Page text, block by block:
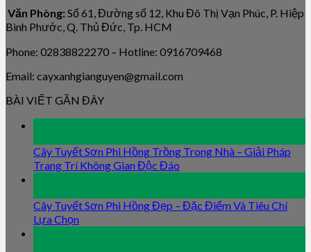
Văn Phòng: Số 61, Đường số 12, Khu Đô Thị Vạn Phúc, P. Hiệp
Bình Phước, Q. Thủ Đức, Tp. HCM
Phone: 02838822270 – Hotline: 0916709468
Email: cayxanhgianguyen@gmail.com
BÀI VIẾT GẦN ĐÂY
Cây Tuyết Sơn Phi Hồng Trồng Trong Nhà – Giải Pháp
Trang Trí Không Gian Độc Đáo
Cây Tuyết Sơn Phi Hồng Đẹp – Đặc Điểm Và Tiêu Chí
Lựa Chọn